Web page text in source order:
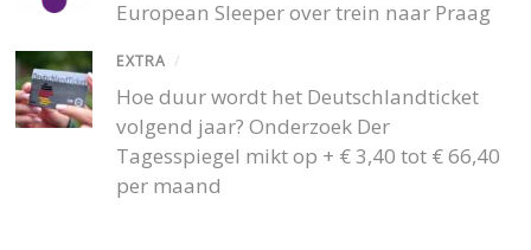
European Sleeper over trein naar Praag
EXTRA /
Hoe duur wordt het Deutschlandticket
volgend jaar? Onderzoek Der
Tagesspiegel mikt op + € 3,40 tot € 66,40
per maand